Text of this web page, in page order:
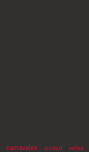
carnavales ciudad valles